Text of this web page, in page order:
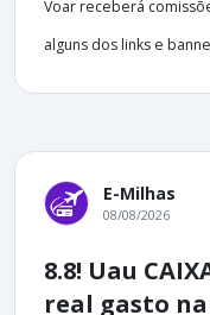
Voar receberá
alguns dos links e
E-Milhas
08/08/2026
8.8! Uau
real gasto